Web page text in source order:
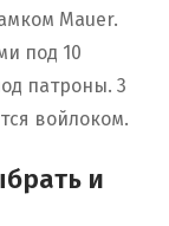
Mauer.
под 10
патроны. 3
войлоком.
и